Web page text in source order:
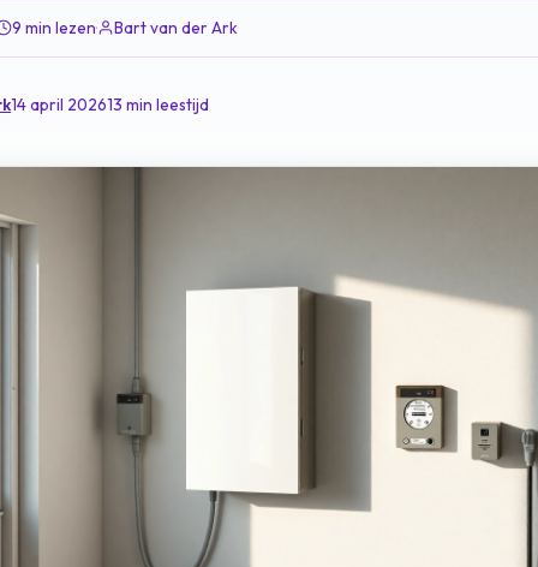
9 min lezen· Bart van der Ark
14 april 202613 min leestijd